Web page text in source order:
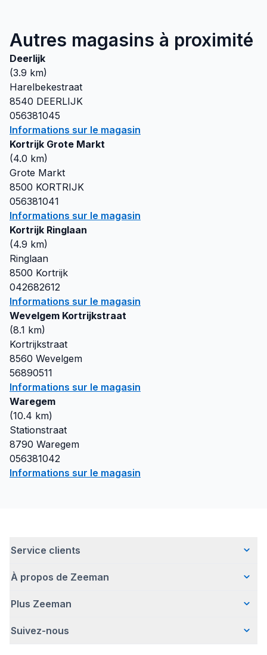
Autres magasins à proximité
Deerlijk
(3.9 km)
Harelbekestraat
8540 DEERLIJK
056381045
Informations sur le magasin
Kortrijk Grote Markt
(4.0 km)
Grote Markt
8500 KORTRIJK
056381041
Informations sur le magasin
Kortrijk Ringlaan
(4.9 km)
Ringlaan
8500 Kortrijk
042682612
Informations sur le magasin
Wevelgem Kortrijkstraat
(8.1 km)
Kortrijkstraat
8560 Wevelgem
56890511
Informations sur le magasin
Waregem
(10.4 km)
Stationstraat
8790 Waregem
056381042
Informations sur le magasin
Service clients
Questions fréquentes
Livraison
Retour d'articles
À propos de Zeeman
Qui sommes-nous ?
Une entreprise responsable
Plus Zeeman
Avertissement de sécurité
Suivez-nous